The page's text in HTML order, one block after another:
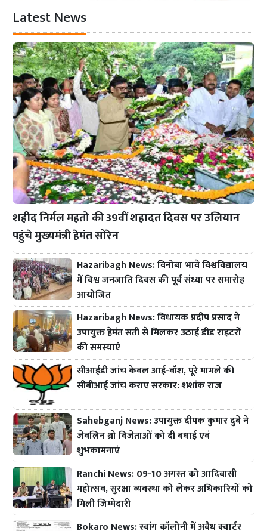
Latest News
शहीद निर्मल महतो की 39वीं शहादत दिवस पर उलियान
पहुंचे मुख्यमंत्री हेमंत सोरेन
Hazaribagh News: विनोबा भावे विश्वविद्यालय
में विश्व जनजाति दिवस की पूर्व संध्या पर समारोह
आयोजित
Hazaribagh News: विधायक प्रदीप प्रसाद ने
उपायुक्त हेमंत सती से मिलकर उठाई डीड राइटरों
की समस्याएं
सीआईडी जांच केवल आई-वॉश, पूरे मामले की
सीबीआई जांच कराए सरकार: शशांक राज
Sahebganj News: उपायुक्त दीपक कुमार दुबे ने
जेवलिन थ्रो विजेताओं को दी बधाई एवं
शुभकामनाएं
Ranchi News: 09-10 अगस्त को आदिवासी
महोत्सव, सुरक्षा व्यवस्था को लेकर अधिकारियों को
मिली जिम्मेदारी
Bokaro News: स्वांग कॉलोनी में अवैध क्वार्टर